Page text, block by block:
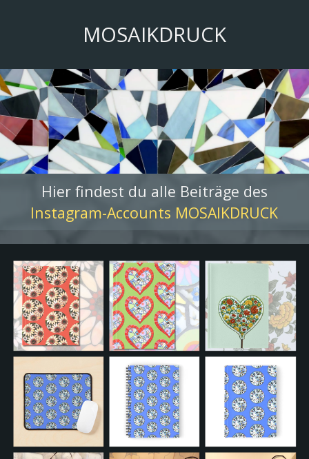
MOSAIKDRUCK
Hier findest du alle Beiträge des
Instagram-Accounts MOSAIKDRUCK